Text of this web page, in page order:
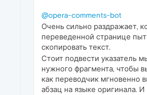
@opera-comments-bot
Очень сильно раздражает,
переведенной странице
скопировать текст.
Стоит подвести указатель
нужного фрагмента, чтобы
как переводчик мгновенно
абзац на языке оригинала.